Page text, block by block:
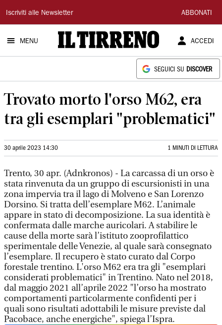
Il
Tirreno
Iscriviti alle Newsletter ABBONATI
MENU ACCEDI
SEGUICI SU DISCOVER
Trovato morto l'orso M62, era
tra gli esemplari "problematici"
30 aprile 2023 14:30 1 MINUTI DI LETTURA
Trento, 30 apr. (Adnkronos) - La carcassa di un orso è
stata rinvenuta da un gruppo di escursionisti in una
zona impervia tra il lago di Molveno e San Lorenzo
Dorsino. Si tratta dell’esemplare M62. L’animale
appare in stato di decomposizione. La sua identità è
confermata dalle marche auricolari. A stabilire le
cause della morte sarà l’istituto zooprofilattico
sperimentale delle Venezie, al quale sarà consegnato
l’esemplare. Il recupero è stato curato dal Corpo
forestale trentino. L'orso M62 era tra gli "esemplari
considerati problematici" in Trentino. Nato nel 2018,
dal maggio 2021 all’aprile 2022 "l’orso ha mostrato
comportamenti particolarmente confidenti per i
quali sono risultati adottabili le misure previste dal
Pacobace, anche energiche", spiega l’Ispra.